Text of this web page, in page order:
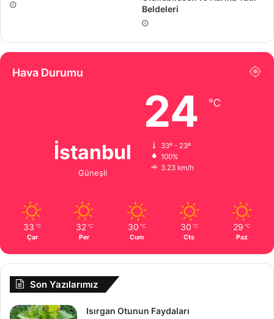
Beldeleri
Hava Durumu
İstanbul
Güneşli
24 ℃
33º - 23º
100%
3.23 km/h
33 ℃
Çar
32 ℃
Per
30 ℃
Cum
30 ℃
Cts
29 ℃
Paz
Son Yazılarımız
Isırgan Otunun Faydaları